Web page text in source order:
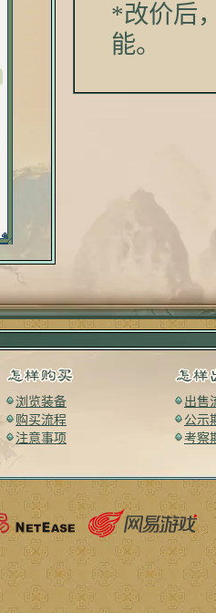
*改价后
能。
浏览装备
购买流程
注意事项
出售
公示
考察